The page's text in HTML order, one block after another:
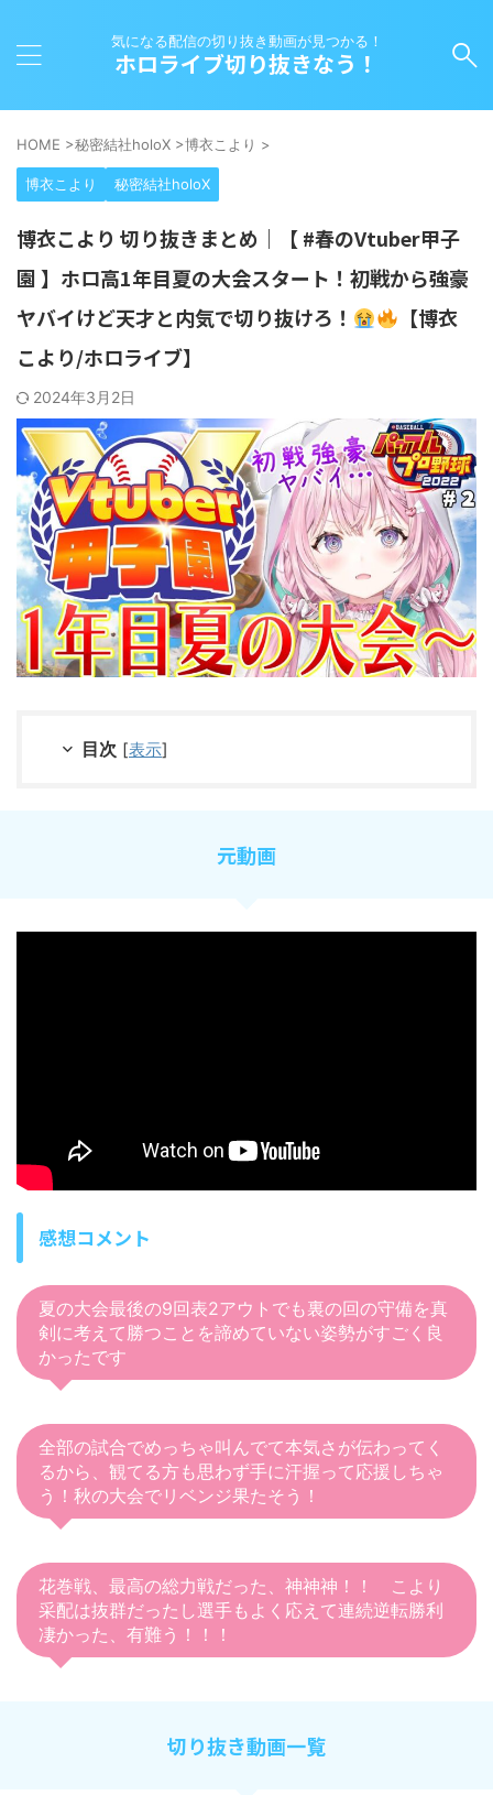
気になる配信の切り抜き動画が見つかる！
ホロライブ切り抜きなう！
HOME >秘密結社holoX >博衣こより >
博衣こより 秘密結社holoX
博衣こより 切り抜きまとめ｜【 #春のVtuber甲子
園 】ホロ高1年目夏の大会スタート！初戦から強豪
ヤバイけど天才と内気で切り抜けろ！
【博衣
こより/ホロライブ】
2024年3月2日
目次 [表示]
元動画
感想コメント
夏の大会最後の9回表2アウトでも裏の回の守備を真
剣に考えて勝つことを諦めていない姿勢がすごく良
かったです
全部の試合でめっちゃ叫んでて本気さが伝わってく
るから、観てる方も思わず手に汗握って応援しちゃ
う！秋の大会でリベンジ果たそう！
花巻戦、最高の総力戦だった、神神神！！ こより
采配は抜群だったし選手もよく応えて連続逆転勝利
凄かった、有難う！！！
切り抜き動画一覧